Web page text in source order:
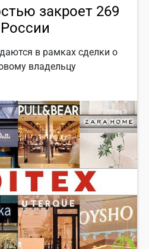
закроет 269
в рамках сделки о
владельцу